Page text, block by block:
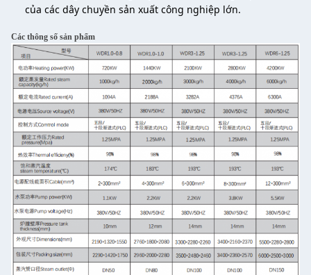
của các dây chuyền sản xuất công nghiệp lớn.
Các thông số sản phẩm